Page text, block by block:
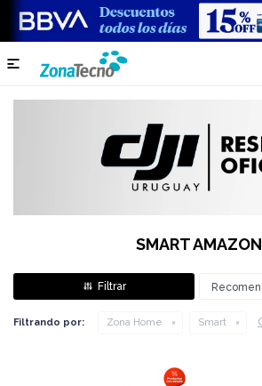

SMART AMAZON
Filtrando por: Zona Home Smart